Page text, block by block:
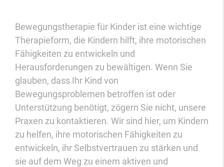
Bewegungstherapie für Kinder ist eine wichtige
Therapieform, die Kindern hilft, ihre motorischen
Fähigkeiten zu entwickeln und
Herausforderungen zu bewältigen. Wenn Sie
glauben, dass Ihr Kind von
Bewegungsproblemen betroffen ist oder
Unterstützung benötigt, zögern Sie nicht, unsere
Praxen zu kontaktieren. Wir sind hier, um Kindern
zu helfen, ihre motorischen Fähigkeiten zu
entwickeln, ihr Selbstvertrauen zu stärken und
sie auf dem Weg zu einem aktiven und